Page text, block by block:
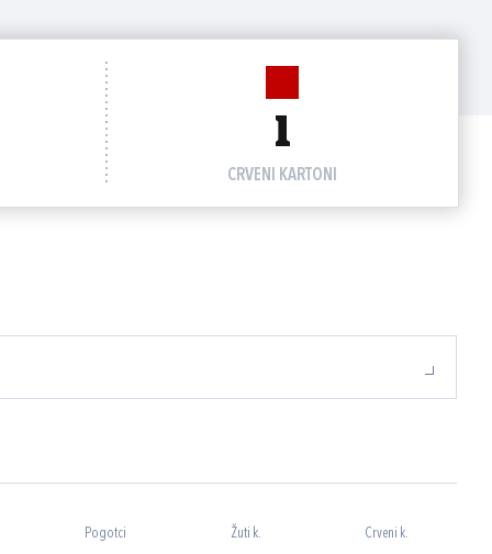
1
CRVENI KARTONI
Pogotci Žuti k. Crveni k.